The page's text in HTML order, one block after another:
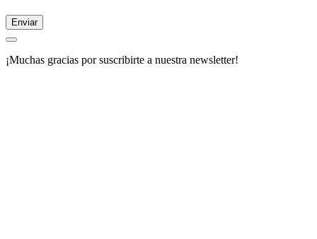
Enviar
¡Muchas gracias por suscribirte a nuestra newsletter!